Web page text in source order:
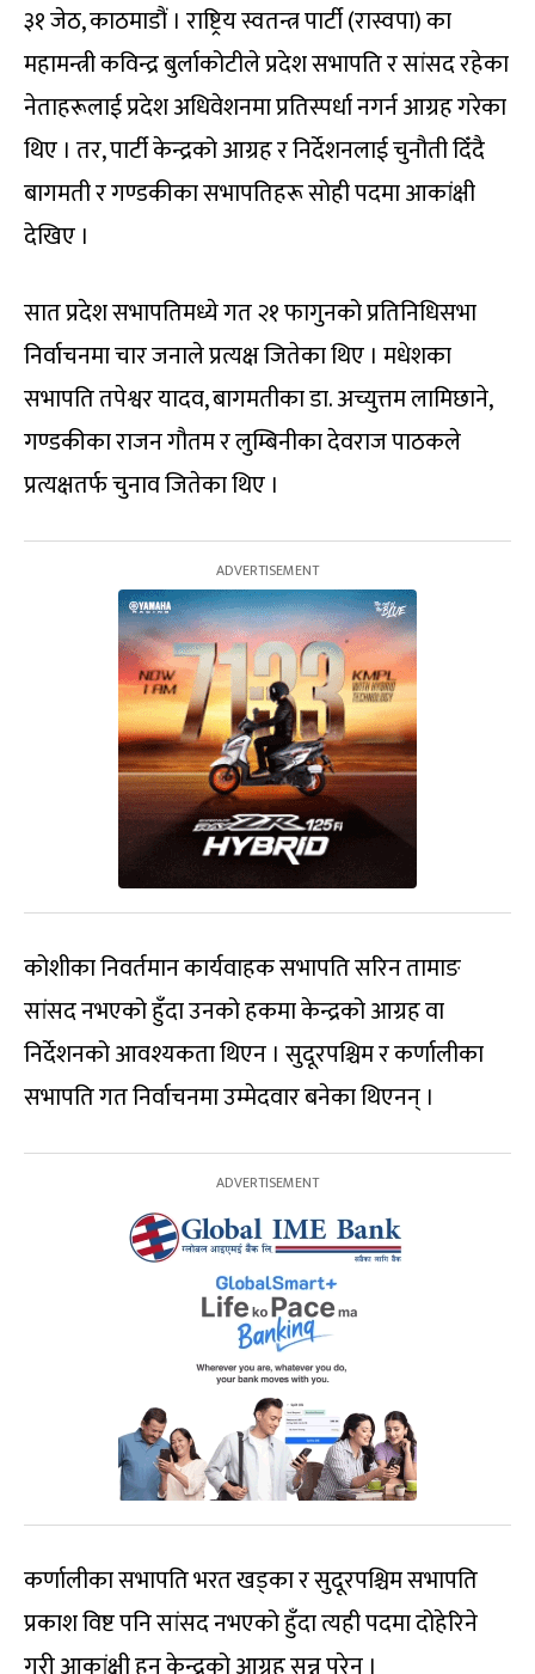
३१ जेठ, काठमाडौं । राष्ट्रिय स्वतन्त्र पार्टी (रास्वपा) का
महामन्त्री कविन्द्र बुर्लाकोटीले प्रदेश सभापति र सांसद रहेका
नेताहरूलाई प्रदेश अधिवेशनमा प्रतिस्पर्धा नगर्न आग्रह गरेका
थिए । तर, पार्टी केन्द्रको आग्रह र निर्देशनलाई चुनौती दिँदै
बागमती र गण्डकीका सभापतिहरू सोही पदमा आकांक्षी
देखिए ।
सात प्रदेश सभापतिमध्ये गत २१ फागुनको प्रतिनिधिसभा
निर्वाचनमा चार जनाले प्रत्यक्ष जितेका थिए । मधेशका
सभापति तपेश्वर यादव, बागमतीका डा. अच्युत्तम लामिछाने,
गण्डकीका राजन गौतम र लुम्बिनीका देवराज पाठकले
प्रत्यक्षतर्फ चुनाव जितेका थिए ।
कोशीका निवर्तमान कार्यवाहक सभापति सरिन तामाङ
सांसद नभएको हुँदा उनको हकमा केन्द्रको आग्रह वा
निर्देशनको आवश्यकता थिएन । सुदूरपश्चिम र कर्णालीका
सभापति गत निर्वाचनमा उम्मेदवार बनेका थिएनन् ।
कर्णालीका सभापति भरत खड्का र सुदूरपश्चिम सभापति
प्रकाश विष्ट पनि सांसद नभएको हुँदा त्यही पदमा दोहेरिने